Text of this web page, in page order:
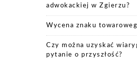
adwokackiej w Zgierzu?
Wycena znaku
Czy można uzyskać
pytanie o przyszłość?